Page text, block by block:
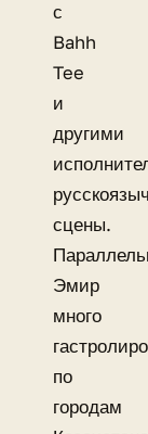
с
Bahh
Tee
и
другими
сцены.
Эмир
много
по
городам